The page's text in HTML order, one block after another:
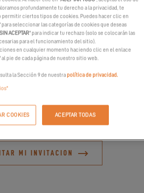
sensaciones a bordo del Excess 11?
Excess en Southampton del 19 al 21 de
MI INVITACION
profundamente tu derecho a la privacidad, te
permitir ciertos tipos de cookies. Puedes hacer clic en
para seleccionar las categorías de cookies que deseas
ACEPTAR" para indicar tu rechazo (solo se colocarán las
para el funcionamiento del sitio).
en cualquier momento haciendo clic en el enlace
al pie de cada página de nuestro sitio web.
la Sección 9 de nuestrapolítica de privacidad.
COOKIES ACEPTAR TODAS